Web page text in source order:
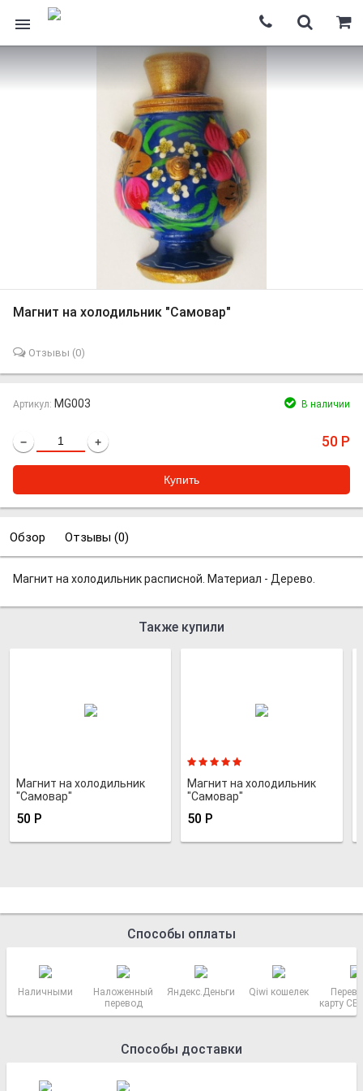
Магнит на холодильник "Самовар"
Отзывы (0)
Артикул: MG003 В наличии
− + 50 Р
Обзор Отзывы (0)
Магнит на холодильник расписной. Материал - Дерево.
Также купили
Магнит на холодильник
"Самовар"
50 Р
Магнит на холодильник
"Самовар"
50 Р
Способы оплаты
Наличными
Наложенный
перевод
Яндекс.Деньги Qiwi кошелек
карту
Способы доставки